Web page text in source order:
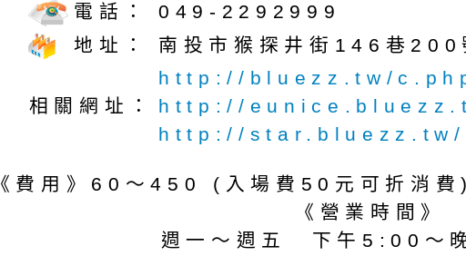
電話：
049-2292999
地址：
南投市猴探井街146巷200
相關網址：
http://bluezz.tw/
http://
http://star.bluezz.tw/
《費用》60～450 (入場費50元可折消費
《營業時間》
週一～週五 下午5:00～